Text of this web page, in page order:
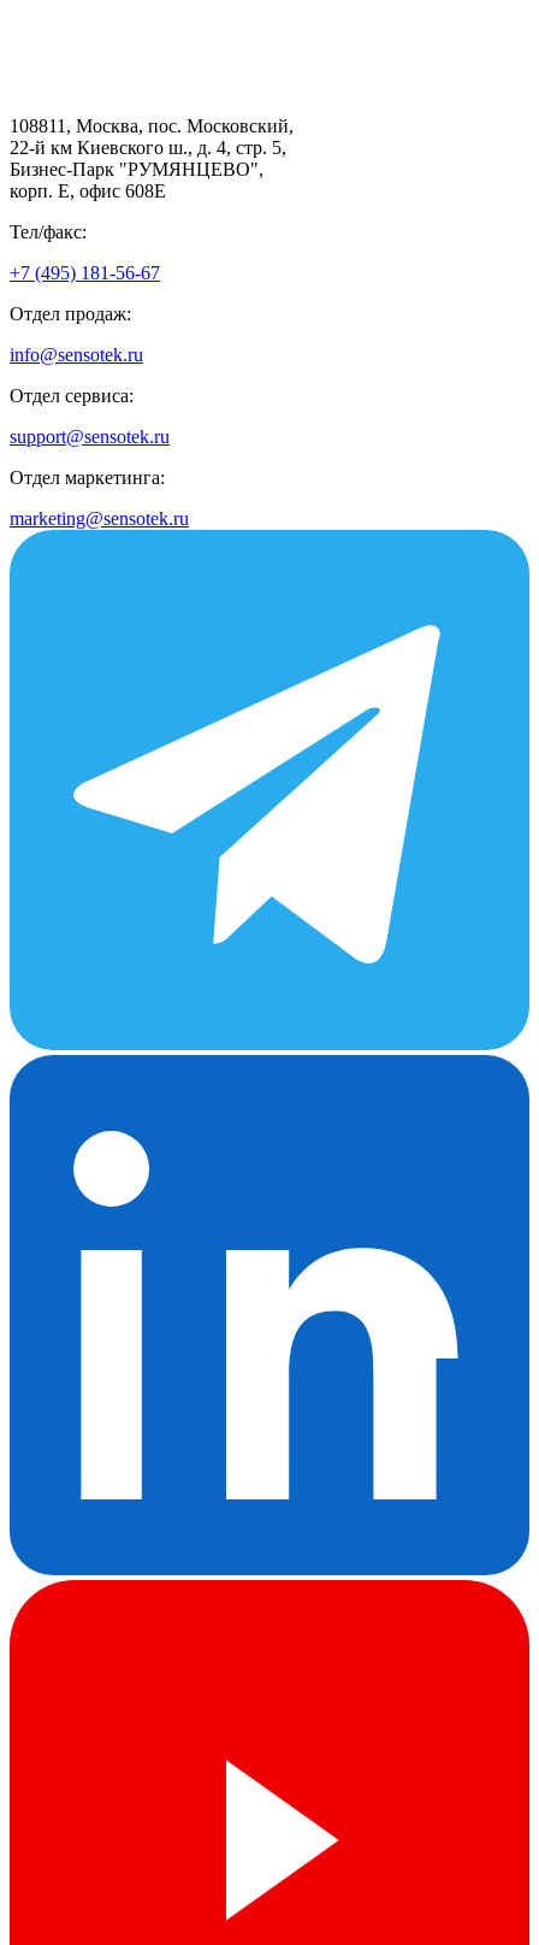
108811, Москва, пос. Московский,
22-й км Киевского ш., д. 4, стр. 5,
Бизнес-Парк "РУМЯНЦЕВО",
корп. Е, офис 608E
Тел/факс:
+7 (495) 181-56-67
Отдел продаж:
info@sensotek.ru
Отдел сервиса:
support@sensotek.ru
Отдел маркетинга:
marketing@sensotek.ru